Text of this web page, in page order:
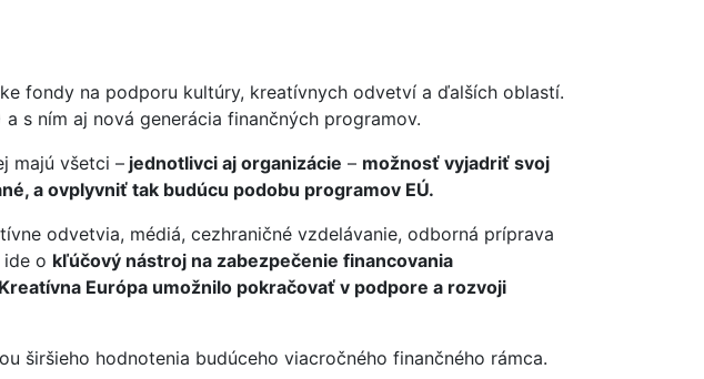
fondy na podporu kultúry, kreatívnych odvetví a ďalších oblastí.
s ním aj nová generácia finančných programov.
majú všetci – jednotlivci aj organizácie – možnosť vyjadriť svoj
a ovplyvniť tak budúcu podobu programov EÚ.
odvetvia, médiá, cezhraničné vzdelávanie, odborná príprava
o kľúčový nástroj na zabezpečenie financovania
Európa umožnilo pokračovať v podpore a rozvoji
širšieho hodnotenia budúceho viacročného finančného rámca.